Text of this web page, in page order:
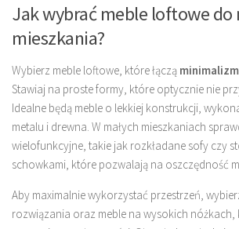
Jak wybrać meble loftowe do
mieszkania?
Wybierz meble loftowe, które łączą minimalizm
Stawiaj na proste formy, które optycznie nie
Idealne będą meble o lekkiej konstrukcji,
metalu i drewna. W małych mieszkaniach
wielofunkcyjne, takie jak rozkładane sofy czy
schowkami, które pozwalają na oszczędność
Aby maximalnie wykorzystać przestrzeń,
rozwiązania oraz meble na wysokich nóżkach,